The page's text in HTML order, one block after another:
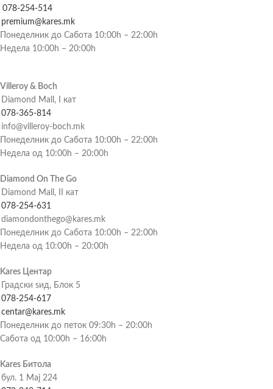
078-254-514
premium@kares.mk
Понеделник до Сабота 10:00h – 22:00h
Недела 10:00h – 20:00h
Villeroy & Boch
Diamond Mall, I кат
078-365-814
info@villeroy-boch.mk
Понеделник до Сабота 10:00h – 22:00h
Недела од 10:00h – 20:00h
Diamond On The Go
Diamond Mall, II кат
078-254-631
diamondonthego@kares.mk
Понеделник до Сабота 10:00h – 22:00h
Недела од 10:00h – 20:00h
Kares Центар
Градски ѕид, Блок 5
078-254-617
centar@kares.mk
Понеделник до петок 09:30h – 20:00h
Сабота од 10:00h – 16:00h
Kares Битола
бул. 1 Мај 224